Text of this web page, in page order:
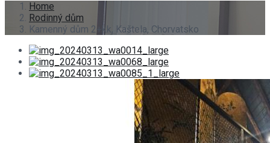
Home
Rodinný dům
Kamenný dům 2+kk, Kaštela, Chorvatsko